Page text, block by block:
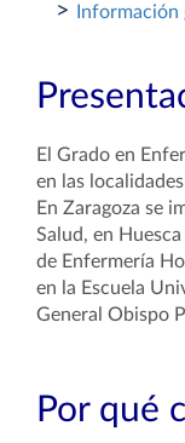
>
El Grado en
en las
En Zaragoza se
Salud, en
de Enfermería
en la Escuela
General Obispo
Por qué